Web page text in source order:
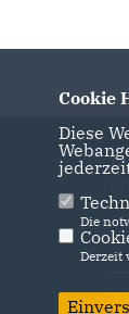
Cookie
Diese
Die
Derzeit